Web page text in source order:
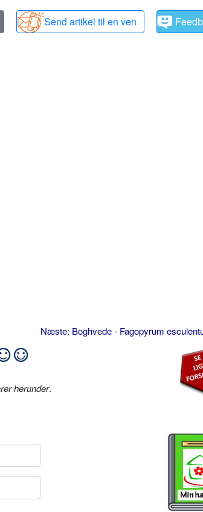
Send artikel til en ven
Næste: Boghvede - Fagopyrum
herunder.